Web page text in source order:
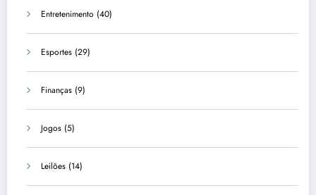
Entretenimento (40)
Esportes (29)
Finanças (9)
Jogos (5)
Leilões (14)